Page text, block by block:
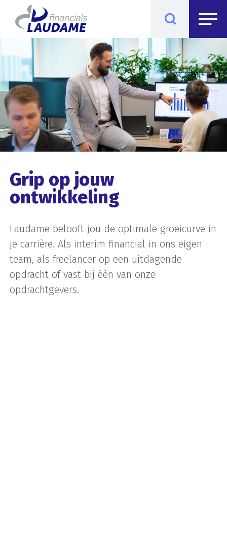
Grip op jouw
ontwikkeling
Laudame belooft jou de optimale groeicurve in
je carrière. Als interim financial in ons eigen
team, als freelancer op een uitdagende
opdracht of vast bij één van onze
opdrachtgevers.